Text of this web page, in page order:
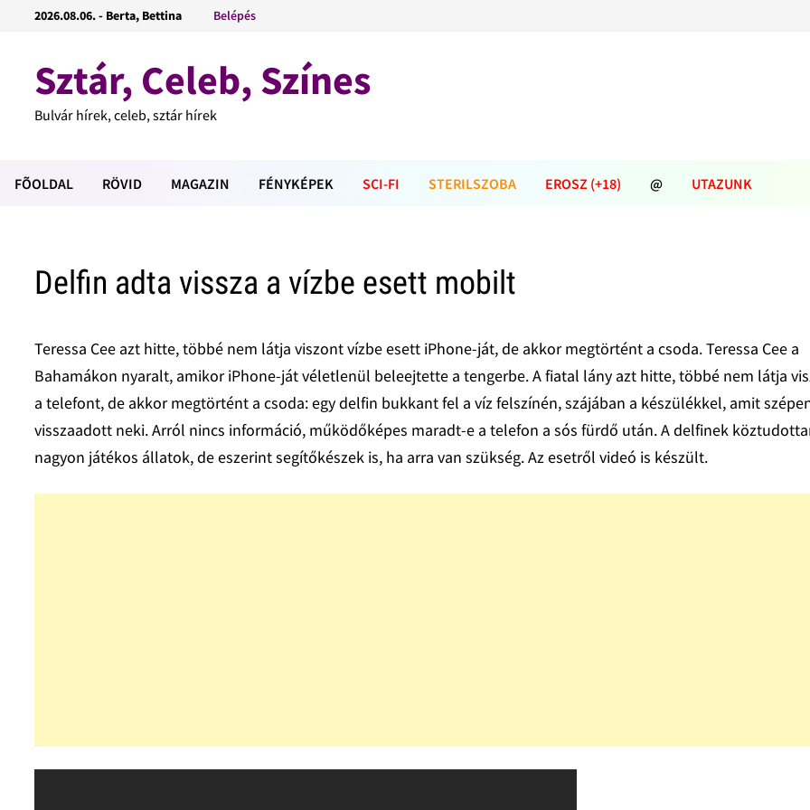
2026.08.06. - Berta, Bettina Belépés
Sztár, Celeb, Színes
Bulvár hírek, celeb, sztár hírek
FÕOLDAL RÖVID MAGAZIN FÉNYKÉPEK SCI-FI STERILSZOBA EROSZ (+18) @ UTAZUNK
Delfin adta vissza a vízbe esett mobilt
Teressa Cee azt hitte, többé nem látja viszont vízbe esett iPhone-ját, de akkor megtörtént a csoda. Teressa Cee a
Bahamákon nyaralt, amikor iPhone-ját véletlenül beleejtette a tengerbe. A fiatal lány azt hitte, többé nem látja
a telefont, de akkor megtörtént a csoda: egy delfin bukkant fel a víz felszínén, szájában a készülékkel, amit
visszaadott neki. Arról nincs információ, működőképes maradt-e a telefon a sós fürdő után. A delfinek
nagyon játékos állatok, de eszerint segítőkészek is, ha arra van szükség. Az esetről videó is készült.